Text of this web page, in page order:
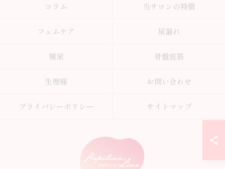
コラム 当サロンの特徴
フェムケア 尿漏れ
頻尿 骨盤底筋
生理痛 お問い合わせ
プライバシーポリシー サイトマップ